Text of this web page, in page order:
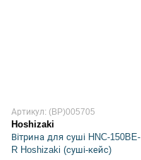
Артикул: (BP)005705
Hoshizaki
Вітрина для суші HNC-150BE-
R Hoshizaki (суші-кейс)